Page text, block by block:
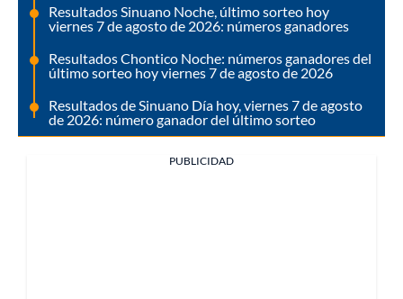
Resultados Sinuano Noche, último sorteo hoy
viernes 7 de agosto de 2026: números ganadores
Resultados Chontico Noche: números ganadores del
último sorteo hoy viernes 7 de agosto de 2026
Resultados de Sinuano Día hoy, viernes 7 de agosto
de 2026: número ganador del último sorteo
PUBLICIDAD